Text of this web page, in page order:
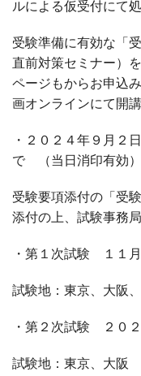
ルによる仮受付にて
受験準備に有効な「
直前対策セミナー）
ページもからお申込
画オンラインにて開講
・２０２４年９月２
で （当日消印有効）
受験要項添付の「受
添付の上、試験事務
・第１次試験 １１月
試験地：東京、大阪
・第２次試験 ２０
試験地：東京、大阪